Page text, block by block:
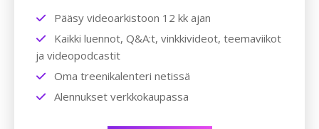
Pääsy videoarkistoon 12 kk ajan
Kaikki luennot, Q&A:t, vinkkivideot, teemaviikot
ja videopodcastit
Oma treenikalenteri netissä
Alennukset verkkokaupassa